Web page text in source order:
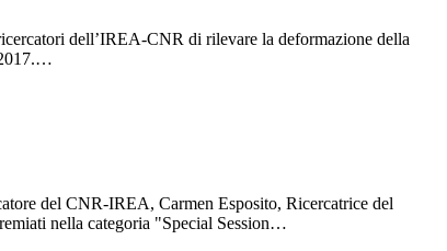
dell’IREA-CNR di rilevare la deformazione della
2017.…
del CNR-IREA, Carmen Esposito, Ricercatrice del
nella categoria "Special Session…